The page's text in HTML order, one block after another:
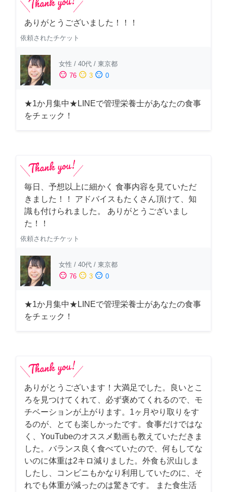
ありがとうございました！！！
依頼されたチケット
女性 / 40代 / 東京都
sentiment_satisfied 76 sentiment_neutral 3 sentiment_dissatisfied 0
★1か月集中★LINEで管理栄養士があなたの食事
をチェック！
毎日、予想以上に細かく 食事内容を見ていただ
きました！！ アドバイスもたくさん頂けて、知
識も付けられました。 ありがとうございまし
た！！
依頼されたチケット
女性 / 40代 / 東京都
sentiment_satisfied 76 sentiment_neutral 3 sentiment_dissatisfied 0
★1か月集中★LINEで管理栄養士があなたの食事
をチェック！
ありがとうございます！大満足でした。良いとこ
ろを見つけてくれて、必ず褒めてくれるので、モ
チベーションが上がります。1ヶ月やり取りをす
るのが、とても楽しかったです。食事だけではな
く、YouTubeのオススメ動画も教えていただきま
した。バランス良く食べていたので、何もしてな
いのに体重は2キロ減りました。外食も沢山しま
したし、コンビニもかなり利用していたのに、そ
れでも体重が減ったのは驚きです。 また食生活